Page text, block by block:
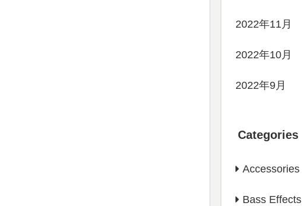
2022年11月
2022年10月
2022年9月
Categories
Accessories
Bass Effects